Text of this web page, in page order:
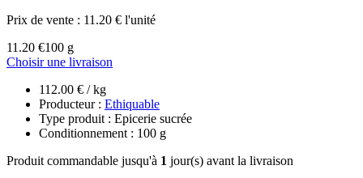
Prix de vente : 11.20 € l'unité
11.20 €100 g
Choisir une livraison
112.00 € / kg
Producteur : Ethiquable
Type produit : Epicerie sucrée
Conditionnement : 100 g
Produit commandable jusqu'à 1 jour(s) avant la livraison